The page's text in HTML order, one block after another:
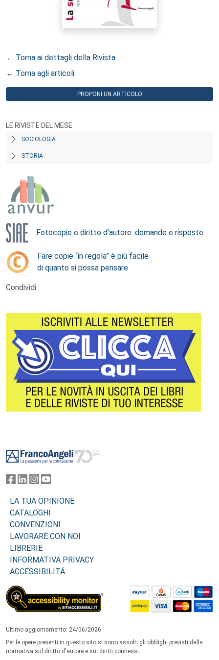
← Torna ai dettagli della Rivista
← Torna agli articoli
PROPONI UN ARTICOLO
LE RIVISTE DEL MESE
SOCIOLOGIA
STORIA
Fotocopie e diritto d’autore: domande e risposte
Fare copie “in regola” è più facile
di quanto si possa pensare
Condividi :
LA TUA OPINIONE
CATALOGHI
CONVENZIONI
LAVORARE CON NOI
LIBRERIE
INFORMATIVA PRIVACY
ACCESSIBILITÁ
Ultimo aggiornamento: 24/06/2026
Per le opere presenti in questo sito si sono assolti gli obblighi previsti dalla
normativa sul diritto d'autore e sui diritti connessi.